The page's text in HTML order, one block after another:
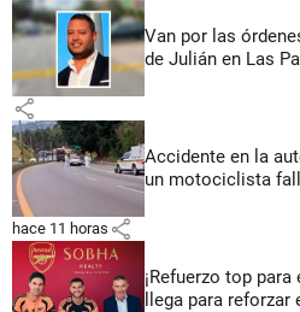
Van por las
de Julián en Las
share
Accidente en la
un motociclista
hace 11 horas share
¡Refuerzo top
llega para